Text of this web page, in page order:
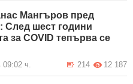
Мангъров пред
шест години
за COVID тепърва се
09:02 ч. 12 187
214